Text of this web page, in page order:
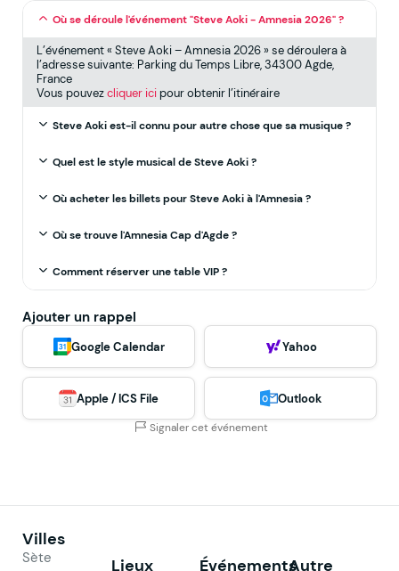
Où se déroule l'événement "Steve Aoki - Amnesia 2026" ?
L’événement « Steve Aoki – Amnesia 2026 » se déroulera à
l’adresse suivante: Parking du Temps Libre, 34300 Agde,
France
Vous pouvezcliquer icipour obtenir l’itinéraire
Steve Aoki est-il connu pour autre chose que sa musique ?
Quel est le style musical de Steve Aoki ?
Où acheter les billets pour Steve Aoki à l'Amnesia ?
Où se trouve l'Amnesia Cap d'Agde ?
Comment réserver une table VIP ?
Ajouter un rappel
Google Calendar Yahoo
Apple / ICS File Outlook
Signaler cet événement
Villes
Sète
Lieux ÉvénementsAutre